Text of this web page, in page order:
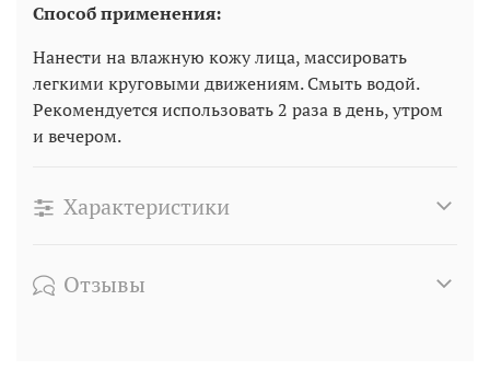
Способ применения:
Нанести на влажную кожу лица, массировать
легкими круговыми движениям. Смыть водой.
Рекомендуется использовать 2 раза в день, утром
и вечером.
Характеристики
Отзывы